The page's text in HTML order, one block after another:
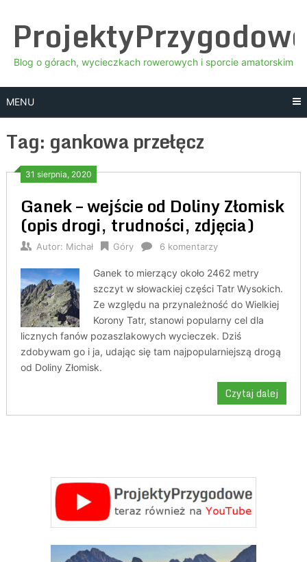
content
Blog o górach, wycieczkach rowerowych i sporcie amatorskim
MENU
Tag: gankowa przełęcz
31 sierpnia, 2020
Ganek – wejście od Doliny Złomisk
(opis drogi, trudności, zdjęcia)
Autor: Michał Góry 6 komentarzy
Ganek to mierzący około 2462 metry
szczyt w słowackiej części Tatr Wysokich.
Ze względu na przynależność do Wielkiej
Korony Tatr, stanowi popularny cel dla
licznych fanów pozaszlakowych wycieczek. Dziś
zdobywam go i ja, udając się tam najpopularniejszą drogą
od Doliny Złomisk.
Czytaj dalej